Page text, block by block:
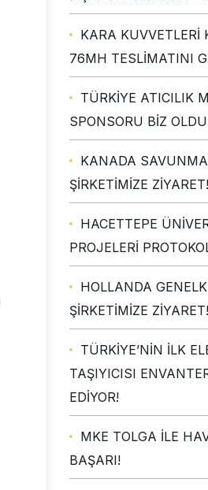
KARA
76MH TESLİMATINI
TÜRKİYE ATICILIK
SPONSORU BİZ
KANADA
ŞİRKETİMİZE ZİYARET!
HACETTEPE
PROJELERİ
HOLLANDA
ŞİRKETİMİZE ZİYARET!
TÜRKİYE’NİN İLK
TAŞIYICISI
EDİYOR!
MKE TOLGA İLE
BAŞARI!